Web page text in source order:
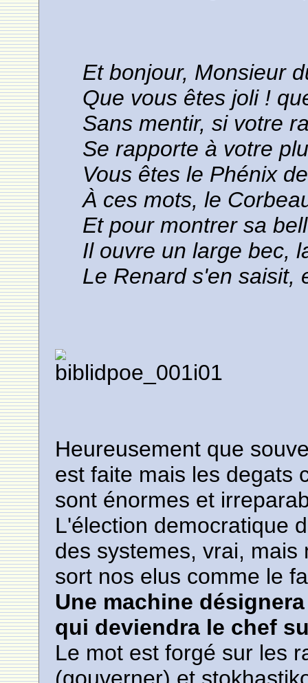
Et bonjour, Monsieur
Que vous êtes joli !
Sans mentir, si votre
Se rapporte à votre
Vous êtes le Phénix
À ces mots, le
Et pour montrer sa
Il ouvre un large bec,
Le Renard s'en saisit,
Heureusement que
est faite mais les degats
sont énormes et
L'élection democratique
des systemes, vrai,
sort nos elus comme le
Une machine
qui deviendra le chef
Le mot est forgé sur les